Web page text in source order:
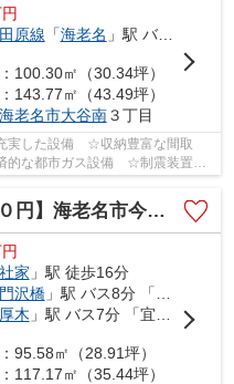
円
原線 「海老名 」駅 バス13分 「坂下（海老名市）」 停歩5分
100.30㎡（30.34坪）
143.77㎡（43.49坪）
海老名市大谷南３丁目
実した設備 ☆収納豊富な間取
な都市ガス設備 ☆制震装置
市今里第8 新築一戸建て 全3棟
円
社家 」駅 徒歩16分
門沢橋」駅 バス8分 「東今里」 停歩9分
厚木 」駅 バス7分 「宜山」 停歩11分
95.58㎡（28.91坪）
117.17㎡（35.44坪）